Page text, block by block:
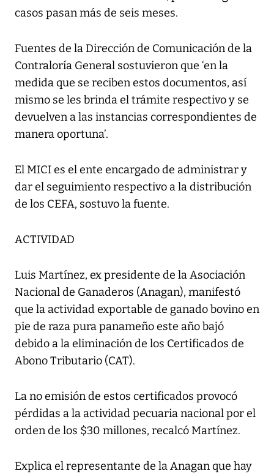
casos pasan más de seis meses.
Fuentes de la Dirección de Comunicación de la
Contraloría General sostuvieron que ‘en la
medida que se reciben estos documentos, así
mismo se les brinda el trámite respectivo y se
devuelven a las instancias correspondientes de
manera oportuna’.
El MICI es el ente encargado de administrar y
dar el seguimiento respectivo a la distribución
de los CEFA, sostuvo la fuente.
ACTIVIDAD
Luis Martínez, ex presidente de la Asociación
Nacional de Ganaderos (Anagan), manifestó
que la actividad exportable de ganado bovino en
pie de raza pura panameño este año bajó
debido a la eliminación de los Certificados de
Abono Tributario (CAT).
La no emisión de estos certificados provocó
pérdidas a la actividad pecuaria nacional por el
orden de los $30 millones, recalcó Martínez.
Explica el representante de la Anagan que hay